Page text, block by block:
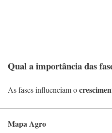
Qual a importância das
As fases influenciam o
Mapa Agro